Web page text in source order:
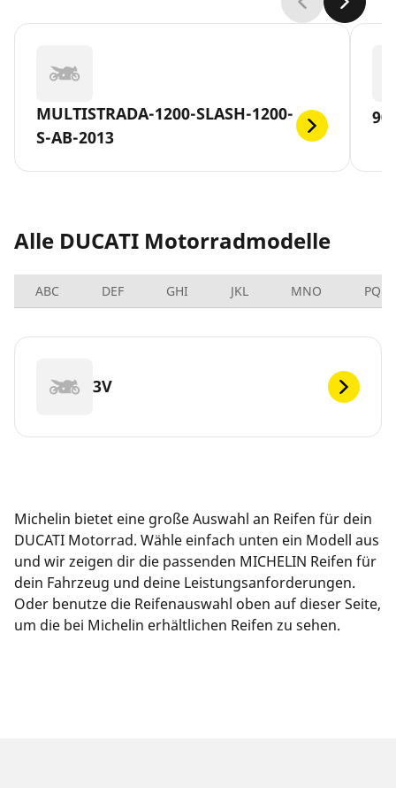
MULTISTRADA-1200-SLASH-1200-
S-AB-2013
Alle DUCATI Motorradmodelle
ABC DEF GHI JKL MNO PQRS
3V
Michelin bietet eine große Auswahl an Reifen für dein
DUCATI Motorrad. Wähle einfach unten ein Modell aus
und wir zeigen dir die passenden MICHELIN Reifen für
dein Fahrzeug und deine Leistungsanforderungen.
Oder benutze die Reifenauswahl oben auf dieser Seite,
um die bei Michelin erhältlichen Reifen zu sehen.